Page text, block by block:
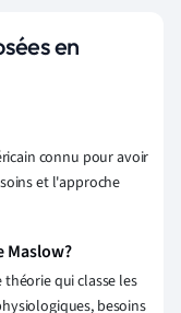
en
connu pour avoir
et l'approche
Maslow?
théorie qui classe les
besoins